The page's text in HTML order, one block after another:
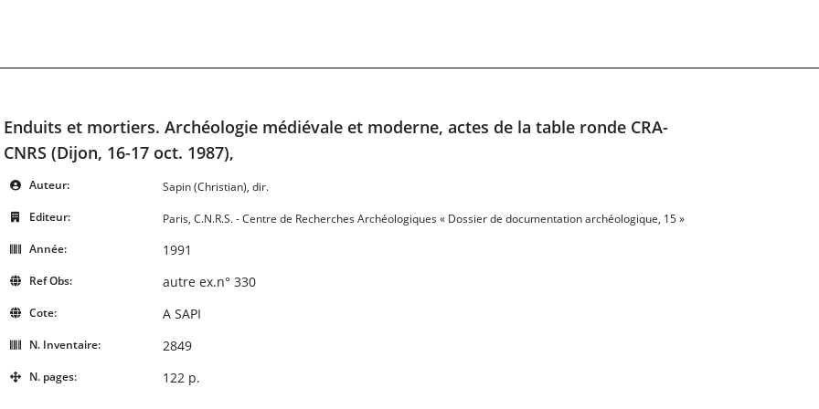
Enduits et mortiers. Archéologie médiévale et moderne, actes de la table ronde CRA-
CNRS (Dijon, 16-17 oct. 1987),
Auteur:
Sapin (Christian), dir.
Editeur:
Paris, C.N.R.S. - Centre de Recherches Archéologiques « Dossier de documentation archéologique, 15 »
Année:
1991
Ref Obs: autre ex.n° 330
Cote: A SAPI
N. Inventaire: 2849
N. pages: 122 p.